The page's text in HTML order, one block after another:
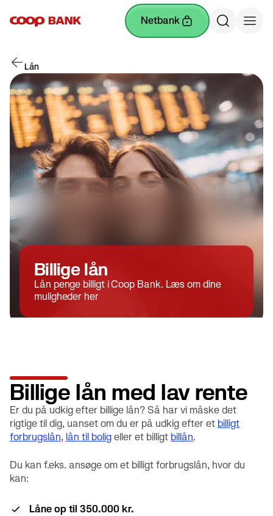
netbank
Lån
Billige lån
Lån penge billigt i Coop Bank. Læs om dine
muligheder her
Billige lån med lav rente
Er du på udkig efter billige lån? Så har vi måske det
rigtige til dig, uanset om du er på udkig efter et billigt
forbrugslån, lån til boligeller et billigt billån.
Du kan f.eks. ansøge om et billigt forbrugslån, hvor du
kan:
Låne op til 350.000 kr.